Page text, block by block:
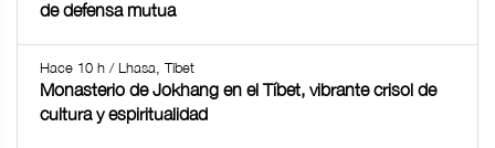
de defensa mutua
Hace 10 h / Lhasa, Tíbet
Monasterio de Jokhang en el Tíbet, vibrante crisol de
cultura y espiritualidad